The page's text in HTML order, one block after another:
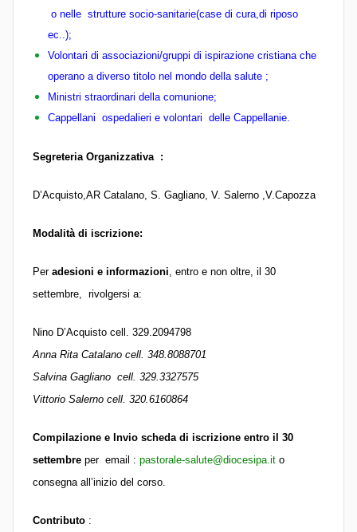
o nelle strutture socio-sanitarie(case di cura,di riposo
ec..);
Volontari di associazioni/gruppi di ispirazione cristiana che
operano a diverso titolo nel mondo della salute ;
Ministri straordinari della comunione;
Cappellani ospedalieri e volontari delle Cappellanie.
Segreteria Organizzativa :
D’Acquisto,AR Catalano, S. Gagliano, V. Salerno ,V.Capozza
Modalità di iscrizione:
Per adesioni e informazioni, entro e non oltre, il 30
settembre, rivolgersi a:
Nino D’Acquisto cell. 329.2094798
Anna Rita Catalano cell. 348.8088701
Salvina Gagliano cell. 329.3327575
Vittorio Salerno cell. 320.6160864
Compilazione e Invio scheda di iscrizione entro il 30
settembre per email : pastorale-salute@diocesipa.it o
consegna all’inizio del corso.
Contributo :